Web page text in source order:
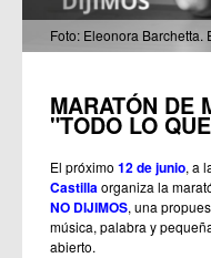
Foto: Eleonora Barchetta.
MARATÓN DE
"TODO LO
El próximo 12 de junio, a
Castillaorganiza la
NO DIJIMOS, una
música, palabra y
abierto.